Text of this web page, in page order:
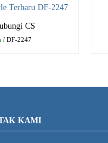
Terbaru DF-2247
CS
/ DF-2247
KAMI